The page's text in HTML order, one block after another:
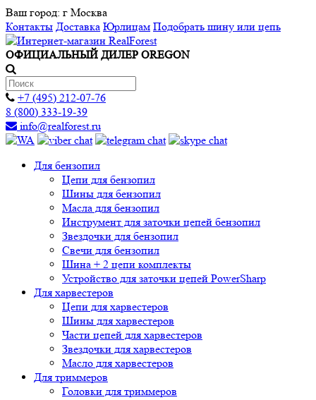
Ваш город: г Москва
Контакты Доставка Юрлицам Подобрать шину или цепь
ОФИЦИАЛЬНЫЙ ДИЛЕР OREGON
+7 (495) 212-07-76
8 (800) 333-19-39
info@realforest.ru
Для бензопил
Цепи для бензопил
Шины для бензопил
Масла для бензопил
Инструмент для заточки цепей бензопил
Звездочки для бензопил
Свечи для бензопил
Шина + 2 цепи комплекты
Устройство для заточки цепей PowerSharp
Для харвестеров
Цепи для харвестеров
Шины для харвестеров
Части цепей для харвестеров
Звездочки для харвестеров
Масло для харвестеров
Для триммеров
Головки для триммеров